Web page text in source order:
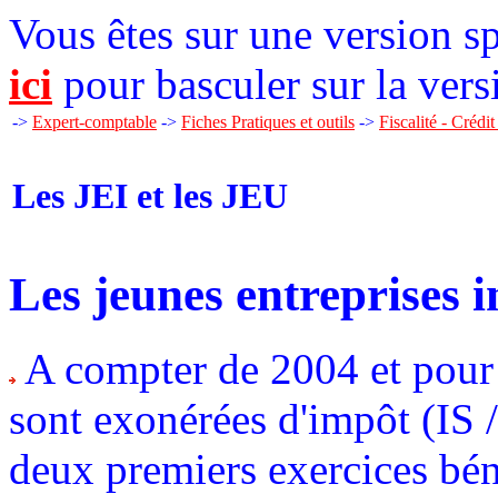
Vous êtes sur une version
ici pour basculer sur la
-> Expert-comptable -> Fiches Pratiques et outils -> Fiscalité -
Les JEI et les JEU
Les jeunes entreprises
A compter de 2004 et
sont exonérées d'impôt
deux premiers exercices